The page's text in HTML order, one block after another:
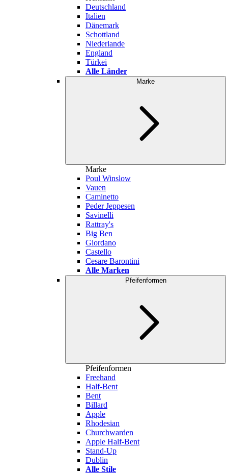
Deutschland
Italien
Dänemark
Schottland
Niederlande
England
Türkei
Alle Länder
Marke
Marke
Poul Winslow
Vauen
Caminetto
Peder Jeppesen
Savinelli
Rattray's
Big Ben
Giordano
Castello
Cesare Barontini
Alle Marken
Pfeifenformen
Pfeifenformen
Freehand
Half-Bent
Bent
Billard
Apple
Rhodesian
Churchwarden
Apple Half-Bent
Stand-Up
Dublin
Alle Stile